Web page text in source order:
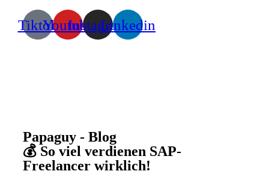
TiktokYoutubeInstagramLinkedin
Papaguy - Blog
💰 So viel verdienen SAP-
Freelancer wirklich!